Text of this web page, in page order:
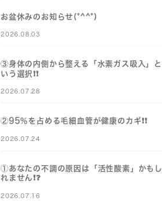
お盆休みのお知らせ(*^^*)
2026.08.03
③身体の内側から整える「水素ガス吸入」と
いう選択❗️❗️
2026.07.28
②95％を占める毛細血管が健康のカギ❗️❗️
2026.07.24
①あなたの不調の原因は「活性酸素」かもし
れません❗️❓️
2026.07.16